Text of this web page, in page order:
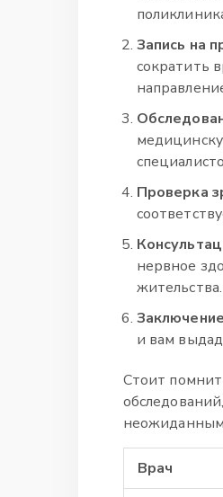
Запись на
сократить
Проверка
нервное
жительства.
Заключение
и вам
Стоит
Врач